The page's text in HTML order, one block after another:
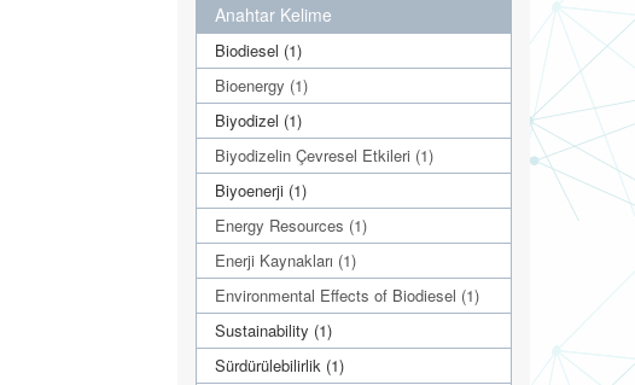
Anahtar Kelime
Biodiesel (1)
Bioenergy (1)
Biyodizel (1)
Biyodizelin Çevresel Etkileri (1)
Biyoenerji (1)
Energy Resources (1)
Enerji Kaynakları (1)
Environmental Effects of Biodiesel (1)
Sustainability (1)
Sürdürülebilirlik (1)